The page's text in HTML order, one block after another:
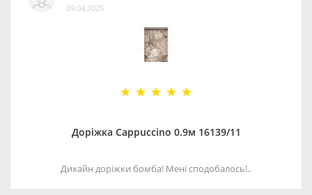
09.04.2025
Доріжка Cappuccino 0.9м 16139/11
Дихайн доріжки бомба! Мені сподобалось!..